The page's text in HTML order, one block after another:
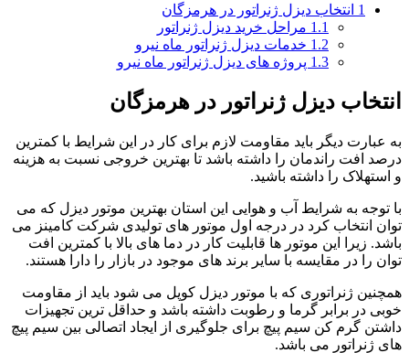
1 انتخاب دیزل ژنراتور در هرمزگان
1.1 مراحل خرید دیزل ژنراتور
1.2 خدمات دیزل ژنراتور ماه نیرو
1.3 پروژه های دیزل ژنراتور ماه نیرو
انتخاب دیزل ژنراتور در هرمزگان
به عبارت دیگر باید مقاومت لازم برای کار در این شرایط با کمترین
درصد افت راندمان را داشته باشد تا بهترین خروجی نسبت به هزینه
و استهلاک را داشته باشید.
با توجه به شرایط آب و هوایی این استان بهترین موتور دیزل که می
توان انتخاب کرد در درجه اول موتور های تولیدی شرکت کامینز می
باشد. زیرا این موتور ها قابلیت کار در دما های بالا با کمترین افت
توان را در مقایسه با سایر برند های موجود در بازار را دارا هستند.
همچنین ژنراتوری که با موتور دیزل کوپل می شود باید از مقاومت
خوبی در برابر گرما و رطوبت داشته باشد و حداقل ترین تجهیزات
داشتن گرم کن سیم پیچ برای جلوگیری از ایجاد اتصالی بین سیم پیچ
های ژنراتور می باشد.